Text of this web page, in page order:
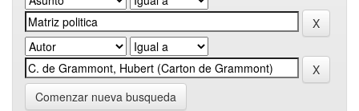
Comenzar nueva busqueda